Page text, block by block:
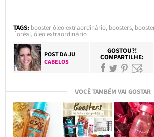
TAGS: booster óleo extraordinário, boosters,
´oréal,óleo extraordinário
POST DAJU
CABELOS
GOSTOU?!
COMPARTILHE:
VOCÊ TAMBÉM VAI GOSTAR